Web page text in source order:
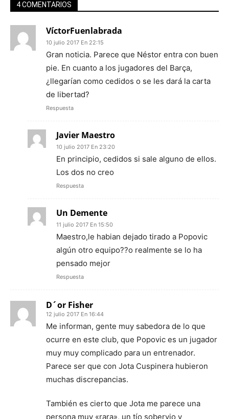
4 COMENTARIOS
VíctorFuenlabrada
10 julio 2017 En 22:15
Gran noticia. Parece que Néstor entra con buen
pie. En cuanto a los jugadores del Barça,
¿llegarían como cedidos o se les dará la carta
de libertad?
Respuesta
Javier Maestro
10 julio 2017 En 23:20
En principio, cedidos si sale alguno de ellos.
Los dos no creo
Respuesta
Un Demente
11 julio 2017 En 15:50
Maestro,le habian dejado tirado a Popovic
algún otro equipo??o realmente se lo ha
pensado mejor
Respuesta
D´or Fisher
12 julio 2017 En 16:44
Me informan, gente muy sabedora de lo que
ocurre en este club, que Popovic es un jugador
muy muy complicado para un entrenador.
Parece ser que con Jota Cuspinera hubieron
muchas discrepancias.
También es cierto que Jota me parece una
persona muy «rara», un tío sobervio y